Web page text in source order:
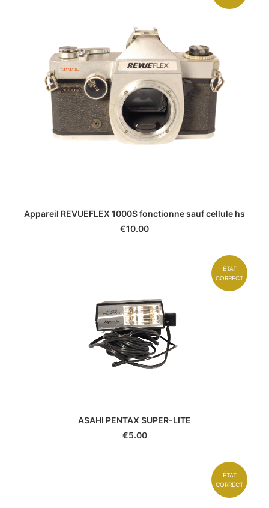
Appareil REVUEFLEX 1000S fonctionne sauf cellule hs
€10.00
ÉTAT
CORRECT
ASAHI PENTAX SUPER-LITE
€5.00
ÉTAT
CORRECT